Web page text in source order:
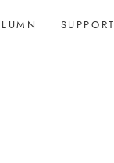
SUPPORT